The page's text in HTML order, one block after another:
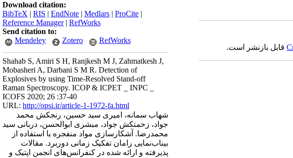
Download citation:
BibTeX | RIS | EndNote | Medlars | ProCite |
Reference Manager| RefWorks
Send citation to:
Mendeley
Zotero RefWorks
Shahab S, Amiri S H, Ranjkesh M J, Zahmatkesh J,
Mobasheri A, Darbani S M R. Detection of
Explosives by using Time-Resolved Stand-off
Raman Spectroscopy. ICOP & ICPET _ INPC _
ICOFS 2020; 26 :37-40
URL: http://opsi.ir/article-1-1972-fa.html
شهاب سمانه، امیری سید حسین، رنجکش محمد
جواد، زحمتکش جواد، مبشری ابوالحسن، دربانی سید
محمدرضا. آشکارسازی مواد منفجره با استفاده از
بیناب‌نمایی رامان تفکیک زمانی دوربرد. مقالات
پذیرفته و ارائه شده در کنفرانس‌های انجمن اپتیک و
قابل بازنشر است.